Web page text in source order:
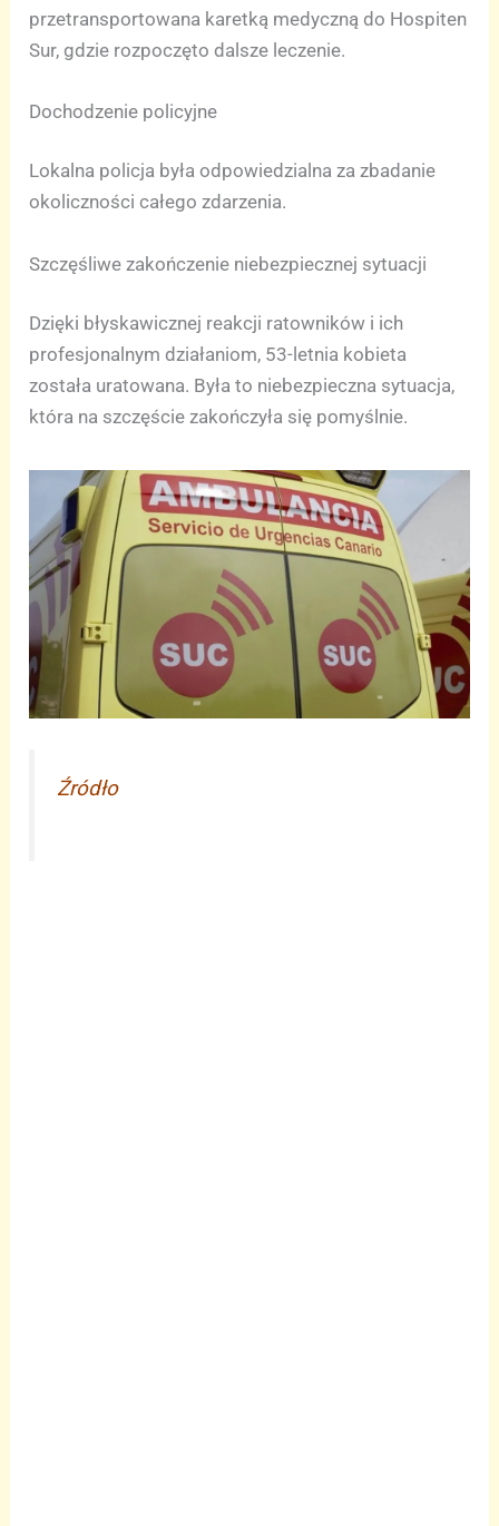
przetransportowana karetką medyczną do Hospiten
Sur, gdzie rozpoczęto dalsze leczenie.
Dochodzenie policyjne
Lokalna policja była odpowiedzialna za zbadanie
okoliczności całego zdarzenia.
Szczęśliwe zakończenie niebezpiecznej sytuacji
Dzięki błyskawicznej reakcji ratowników i ich
profesjonalnym działaniom, 53-letnia kobieta
została uratowana. Była to niebezpieczna sytuacja,
która na szczęście zakończyła się pomyślnie.
Źródło